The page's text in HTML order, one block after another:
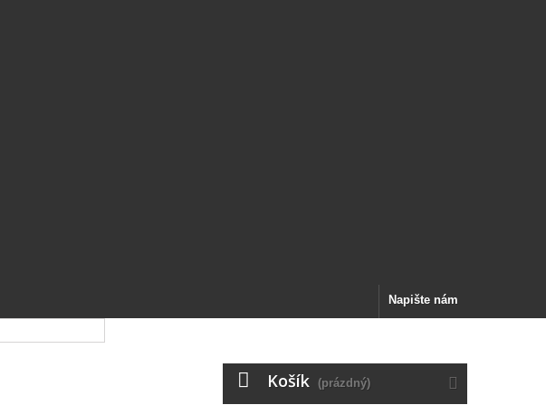
Napište nám
Košík (prázdný)